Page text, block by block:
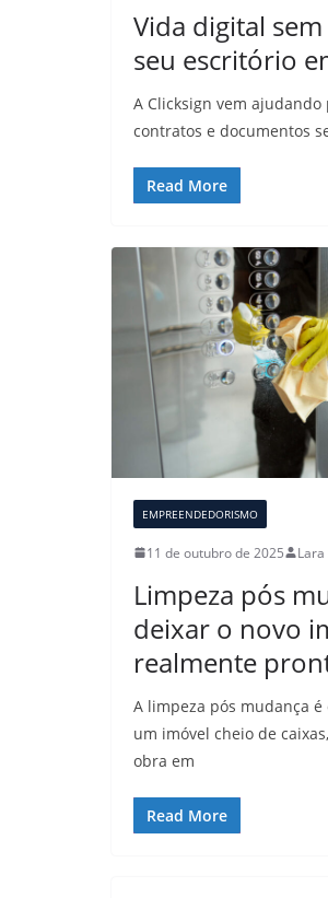
Vida digital
seu escritório
A Clicksign vem
contratos e documentos
Read More
EMPREENDEDORISMO
11 de outubro de 2025 Lara
Limpeza pós
deixar o novo
realmente
A limpeza pós mudança
um imóvel cheio de
obra em
Read More